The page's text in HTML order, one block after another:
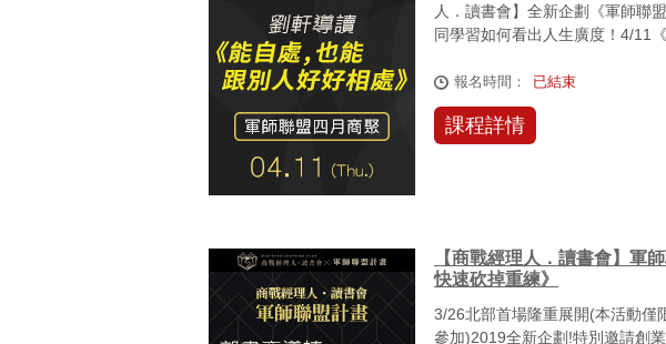
人．讀書會】全新企劃《軍師聯
同學習如何看出人生廣度！4/11
報名時間： 已結束
課程詳情
【商戰經理人．讀書會】軍
快速砍掉重練》
3/26北部首場隆重展開(本活動僅
參加)2019全新企劃!特別邀請創